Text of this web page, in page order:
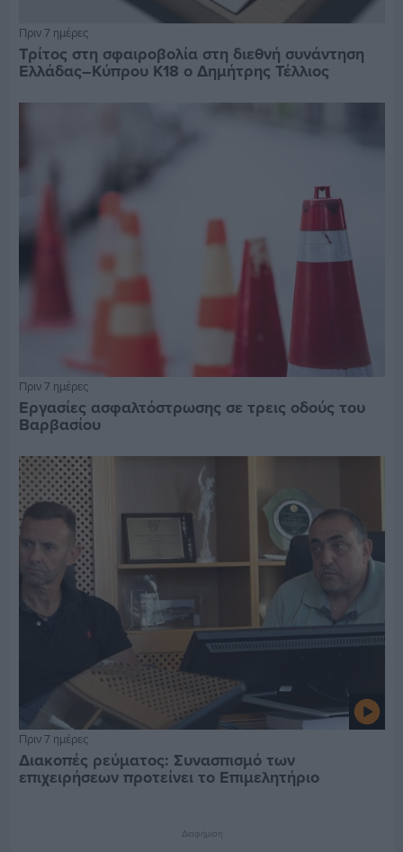
Πριν 7 ημέρες
Τρίτος στη σφαιροβολία στη διεθνή συνάντηση
Ελλάδας–Κύπρου Κ18 ο Δημήτρης Τέλλιος
Πριν 7 ημέρες
Εργασίες ασφαλτόστρωσης σε τρεις οδούς του
Βαρβασίου
Πριν 7 ημέρες
Διακοπές ρεύματος: Συνασπισμό των
επιχειρήσεων προτείνει το Επιμελητήριο
Διαφήμιση